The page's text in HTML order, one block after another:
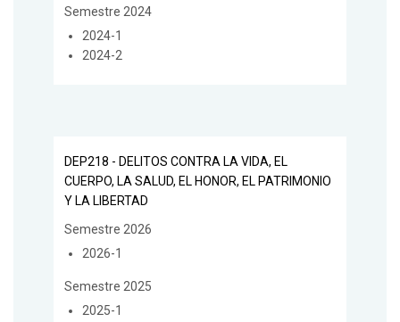
Semestre 2024
2024-1
2024-2
DEP218 - DELITOS CONTRA LA VIDA, EL
CUERPO, LA SALUD, EL HONOR, EL PATRIMONIO
Y LA LIBERTAD
Semestre 2026
2026-1
Semestre 2025
2025-1